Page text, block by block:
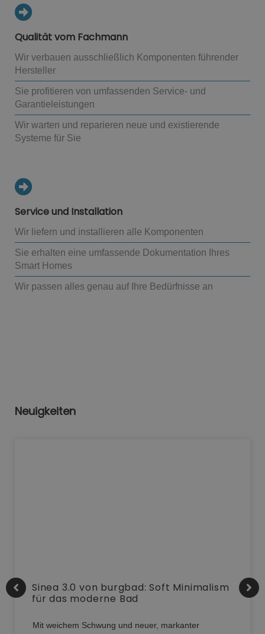
Qualität vom Fachmann
Wir verbauen ausschließlich Komponenten führender
Hersteller
Sie profitieren von umfassenden Service- und
Garantieleistungen
Wir warten und reparieren neue und existierende
Systeme für Sie
Service und Installation
Wir liefern und installieren alle Komponenten
Sie erhalten eine umfassende Dokumentation Ihres
Smart Homes
Wir passen alles genau auf Ihre Bedürfnisse an
Neuigkeiten
Sinea 3.0 von burgbad: Soft Minimalism
für das moderne Bad
Mit weichem Schwung und neuer, markanter